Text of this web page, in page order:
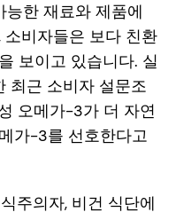
한 재료와 제품에
비자들은 보다 친환
보이고 있습니다. 실
최근 소비자 설문조
오메가-3가 더 자연
가-3를 선호한다고
주의자, 비건 식단에